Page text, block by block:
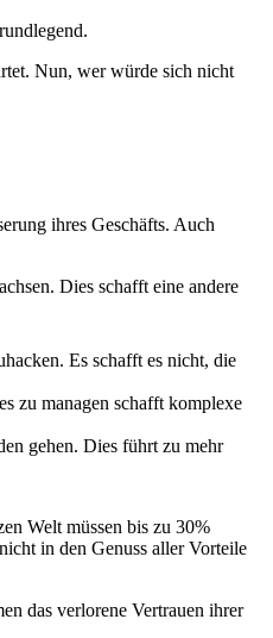
Nun, wer würde sich nicht
ihres Geschäfts. Auch
Dies schafft eine andere
Es schafft es nicht, die
zu managen schafft komplexe
gehen. Dies führt zu mehr
Welt müssen bis zu 30%
in den Genuss aller Vorteile
das verlorene Vertrauen ihrer